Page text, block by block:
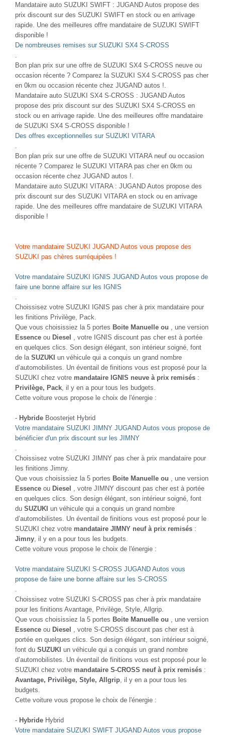
Mandataire auto SUZUKI SWIFT : JUGAND Autos propose des
prix discount sur des SUZUKI SWIFT en stock ou en arrivage
rapide. Une des meilleures offre mandataire de SUZUKI SWIFT
disponible !
De nombreuses remises sur SUZUKI SX4 S-CROSS
Bon plan prix sur une offre de SUZUKI SX4 S-CROSS neuve ou
occasion récente ? Comparez la SUZUKI SX4 S-CROSS pas cher
en 0km ou occasion récente chez JUGAND autos !.
Mandataire auto SUZUKI SX4 S-CROSS : JUGAND Autos
propose des prix discount sur des SUZUKI SX4 S-CROSS en
stock ou en arrivage rapide. Une des meilleures offre mandataire
de SUZUKI SX4 S-CROSS disponible !
Des offres exceptionnelles sur SUZUKI VITARA
Bon plan prix sur une offre de SUZUKI VITARA neuf ou occasion
récente ? Comparez le SUZUKI VITARA pas cher en 0km ou
occasion récente chez JUGAND autos !.
Mandataire auto SUZUKI VITARA : JUGAND Autos propose des
prix discount sur des SUZUKI VITARA en stock ou en arrivage
rapide. Une des meilleures offre mandataire de SUZUKI VITARA
disponible !
Votre mandataire SUZUKI JUGAND Autos vous propose des
SUZUKI pas chères surréquipées !
Votre mandataire SUZUKI IGNIS JUGAND Autos vous propose de
faire une bonne affaire sur les IGNIS
Choissisez votre SUZUKI IGNIS pas cher à prix mandataire pour
les finitions Privilège, Pack.
Que vous choisissiez la 5 portes Boite Manuelle ou
, une version
Essence ou Diesel
, votre IGNIS discount pas cher est à portée
en quelques clics. Son design élégant, son intérieur soigné, font
de la SUZUKI un véhicule qui a conquis un grand nombre
d’automobilistes. Un éventail de finitions vous est proposé pour la
SUZUKI chez votre mandataire IGNIS neuve à prix remisés :
Privilège, Pack , il y en a pour tous les budgets.
Cette voiture vous propose le choix de l'énergie :
- Hybride Boosterjet Hybrid
Votre mandataire SUZUKI JIMNY JUGAND Autos vous propose de
bénéficier d'un prix discount sur les JIMNY
Choissisez votre SUZUKI JIMNY pas cher à prix mandataire pour
les finitions Jimny.
Que vous choisissiez la 5 portes Boite Manuelle ou
, une version
Essence ou Diesel
, votre JIMNY discount pas cher est à portée
en quelques clics. Son design élégant, son intérieur soigné, font
du SUZUKI un véhicule qui a conquis un grand nombre
d’automobilistes. Un éventail de finitions vous est proposé pour le
SUZUKI chez votre mandataire JIMNY neuf à prix remisés :
Jimny , il y en a pour tous les budgets.
Cette voiture vous propose le choix de l'énergie :
Votre mandataire SUZUKI S-CROSS JUGAND Autos vous
propose de faire une bonne affaire sur les S-CROSS
Choissisez votre SUZUKI S-CROSS pas cher à prix mandataire
pour les finitions Avantage, Privilège, Style, Allgrip.
Que vous choisissiez la 5 portes Boite Manuelle ou
, une version
Essence ou Diesel
, votre S-CROSS discount pas cher est à
portée en quelques clics. Son design élégant, son intérieur soigné,
font du SUZUKI un véhicule qui a conquis un grand nombre
d’automobilistes. Un éventail de finitions vous est proposé pour le
SUZUKI chez votre mandataire S-CROSS neuf à prix remisés :
Avantage, Privilège, Style, Allgrip , il y en a pour tous les
budgets.
Cette voiture vous propose le choix de l'énergie :
- Hybride Hybrid
Votre mandataire SUZUKI SWIFT JUGAND Autos vous propose